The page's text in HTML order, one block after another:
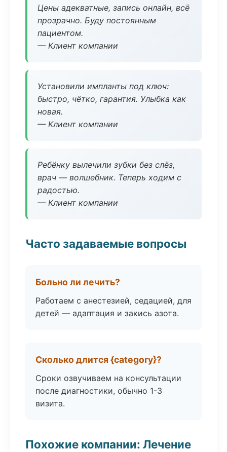
Цены адекватные, запись онлайн, всё
прозрачно. Буду постоянным
пациентом.
— Клиент компании
Установили импланты под ключ:
быстро, чётко, гарантия. Улыбка как
новая.
— Клиент компании
Ребёнку вылечили зубки без слёз,
врач — волшебник. Теперь ходим с
радостью.
— Клиент компании
Часто задаваемые вопросы
Больно ли лечить?
Работаем с анестезией, седацией, для
детей — адаптация и закись азота.
Сколько длится {category}?
Сроки озвучиваем на консультации
после диагностики, обычно 1-3
визита.
Похожие компании: Лечение